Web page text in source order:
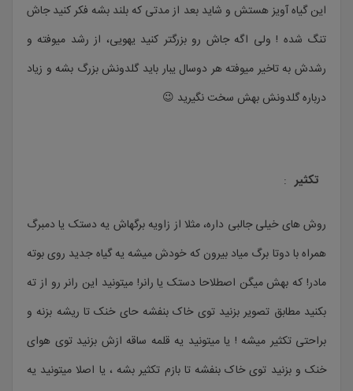
این گیاه آویز هستش و شاید بعد از مدتی که بلند بشه فکر کنید جاش
تنگ شده ! ولی اگه جاش رو بزرگتر کنید یهویی، از رشد میوفته و
رشدش به تاخیر میوفته هر دوسال یبار باید گلدونش بزرگ بشه و زیاد
درباره گلدونش بهش سخت نگیرید 😉
تکثیر :
روش های خیلی جالبی داره، مثلا از زاویه برگهاش یه دستک یا دمبرگ
همراه با دوتا برگ میاد بیرون که خودش میشه یه گیاه جدید روی بوته
مادر! که بهش میگن اصطلاحا دستک یا رانر! میتونید این رانر رو از ته
بکنید مطابق تصویر بزنید توی خاک بنفشه حای خنک تا ریشه بزنه و
براحتی تکثیر میشه ! یا میتونید یه قلمه ساقه ازش بزنید توی هوای
خنک و بزنید توی خاک بنفشه تا بازم تکثیر بشه ، یا اصلا میتونید یه